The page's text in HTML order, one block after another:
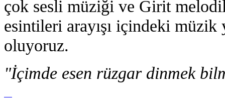
çok sesli müziği ve Girit
esintileri arayışı içindeki
oluyoruz.
"İçimde esen rüzgar dinmek